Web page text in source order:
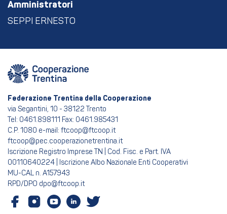
Amministratori
SEPPI ERNESTO
Federazione Trentina della Cooperazione
via Segantini, 10 - 38122 Trento
Tel: 0461.898111 Fax: 0461.985431
C.P. 1080 e-mail: ftcoop@ftcoop.it
ftcoop@pec.cooperazionetrentina.it
Iscrizione Registro Imprese TN | Cod. Fisc. e Part. IVA
00110640224 | Iscrizione Albo Nazionale Enti Cooperativi
MU-CAL n. A157943
RPD/DPO dpo@ftcoop.it